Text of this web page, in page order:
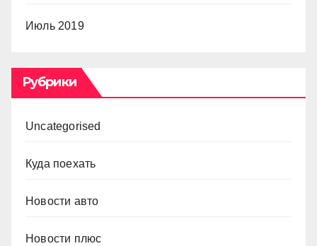
Июль 2019
Рубрики
Uncategorised
Куда поехать
Новости авто
Новости плюс